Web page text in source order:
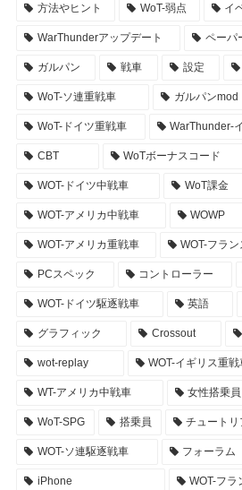
方法やヒント WoT-弱点 イ
WarThunderアップデート ペーパ
ガルパン 戦車 設定
WoT-ソ連重戦車 ガルパンmod
WoT-ドイツ重戦車 WarThunder-
CBT WoTボーナスコード
WOT-ドイツ中戦車 WoT課金
WOT-アメリカ中戦車 WOWP
WOT-アメリカ重戦車 WOT-フラ
PCスペック コントローラー
WOT-ドイツ駆逐戦車 英語
グラフィック Crossout
wot-replay WOT-イギリス重戦
WT-アメリカ中戦車 女性搭乗員
WoT-SPG 搭乗員 チュートリ
WOT-ソ連駆逐戦車 フォーラム
iPhone WOT-フラ